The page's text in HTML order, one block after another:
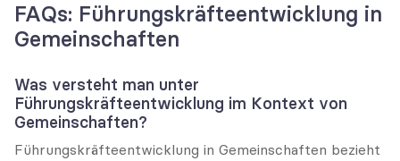
FAQs: Führungskräfteentwicklung in
Gemeinschaften
Was versteht man unter
Führungskräfteentwicklung im Kontext von
Gemeinschaften?
Führungskräfteentwicklung in Gemeinschaften bezieht